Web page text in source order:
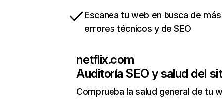
Escanea tu web en busca de
errores técnicos y de SEO
netflix.com
Auditoría SEO y salud del
Comprueba la salud general de tu